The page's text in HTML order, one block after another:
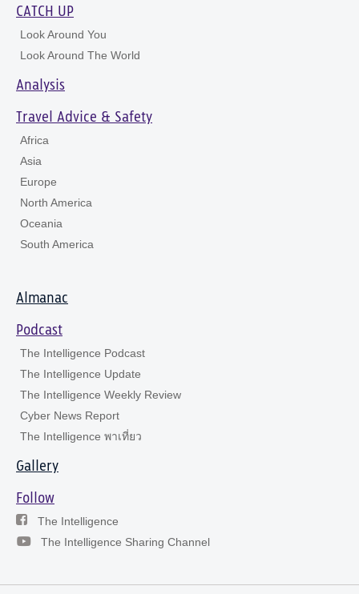
CATCH UP
Look Around You
Look Around The World
Analysis
Travel Advice & Safety
Africa
Asia
Europe
North America
Oceania
South America
Almanac
Podcast
The Intelligence Podcast
The Intelligence Update
The Intelligence Weekly Review
Cyber News Report
The Intelligence พาเที่ยว
Gallery
Follow
The Intelligence
The Intelligence Sharing Channel